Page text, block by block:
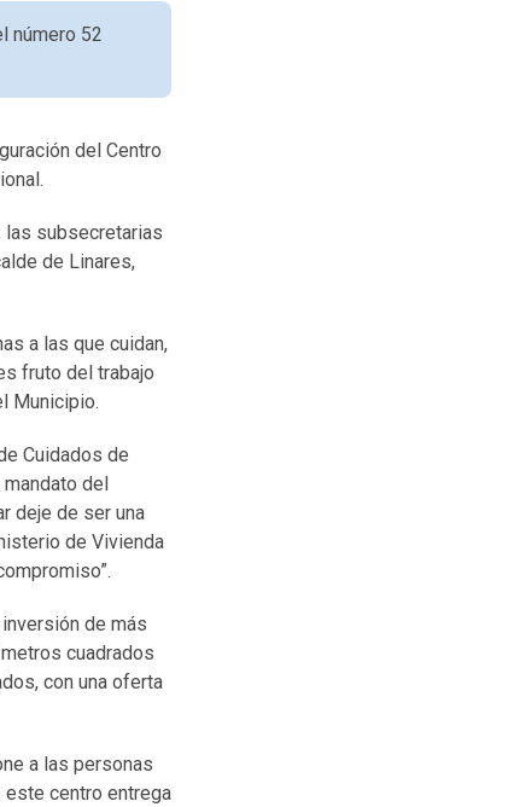
número 52
del Centro
las subsecretarias
de Linares,
a las que cuidan,
fruto del trabajo
Municipio.
Cuidados de
del
deje de ser una
de Vivienda
de más
cuadrados
con una oferta
a las personas
este centro entrega